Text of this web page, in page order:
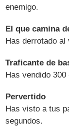
enemigo.
El que camina
Has derrotado
Traficante de
Has vendido
Pervertido
Has visto a tus
segundos.